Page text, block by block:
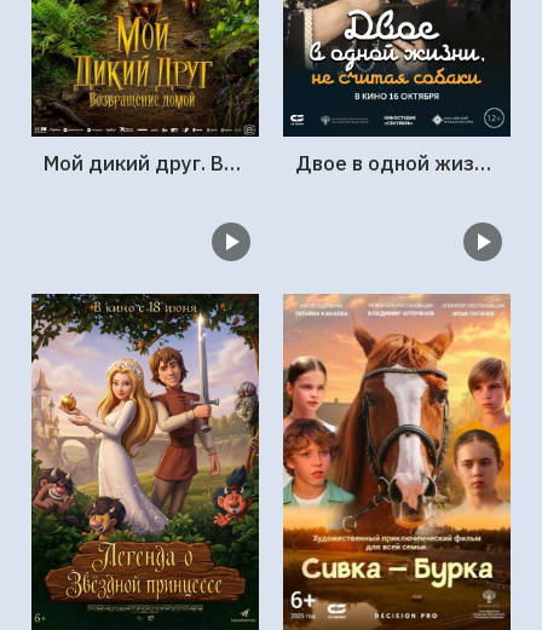
Мой дикий друг. Возвращение домой Двое в одной жизни, не считая собаки